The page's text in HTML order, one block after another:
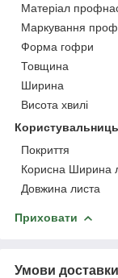
Матеріал
Маркування
Форма гофри
Товщина
Ширина
Висота хвилі
Покриття
Корисна Ширина
Довжина листа
Приховати
Умови доставки